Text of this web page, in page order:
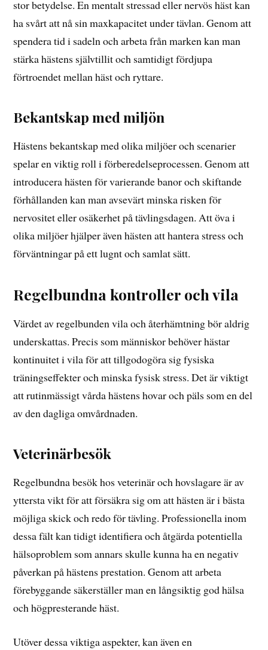
stor betydelse. En mentalt stressad eller nervös häst kan
ha svårt att nå sin maxkapacitet under tävlan. Genom att
spendera tid i sadeln och arbeta från marken kan man
stärka hästens självtillit och samtidigt fördjupa
förtroendet mellan häst och ryttare.
Bekantskap med miljön
Hästens bekantskap med olika miljöer och scenarier
spelar en viktig roll i förberedelseprocessen. Genom att
introducera hästen för varierande banor och skiftande
förhållanden kan man avsevärt minska risken för
nervositet eller osäkerhet på tävlingsdagen. Att öva i
olika miljöer hjälper även hästen att hantera stress och
förväntningar på ett lugnt och samlat sätt.
Regelbundna kontroller och vila
Värdet av regelbunden vila och återhämtning bör aldrig
underskattas. Precis som människor behöver hästar
kontinuitet i vila för att tillgodogöra sig fysiska
träningseffekter och minska fysisk stress. Det är viktigt
att rutinmässigt vårda hästens hovar och päls som en del
av den dagliga omvårdnaden.
Veterinärbesök
Regelbundna besök hos veterinär och hovslagare är av
yttersta vikt för att försäkra sig om att hästen är i bästa
möjliga skick och redo för tävling. Professionella inom
dessa fält kan tidigt identifiera och åtgärda potentiella
hälsoproblem som annars skulle kunna ha en negativ
påverkan på hästens prestation. Genom att arbeta
förebyggande säkerställer man en långsiktig god hälsa
och högpresterande häst.
Utöver dessa viktiga aspekter, kan även en